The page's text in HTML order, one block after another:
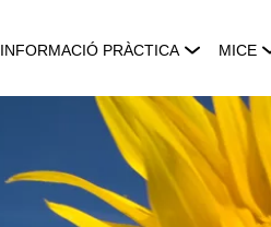
INFORMACIÓ PRÀCTICA MICE